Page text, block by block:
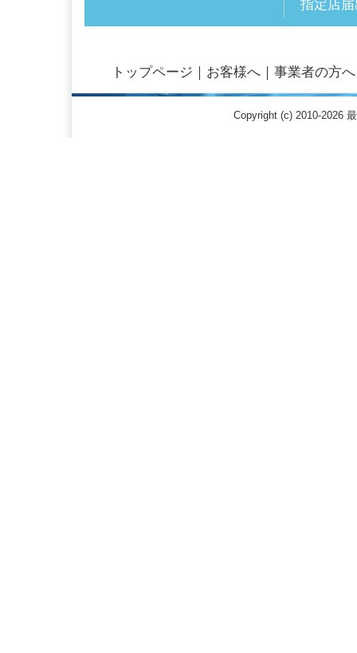
指定店
トップページ ｜ お客様へ ｜ 事業者の方へ
Copyright (c) 2010-2026